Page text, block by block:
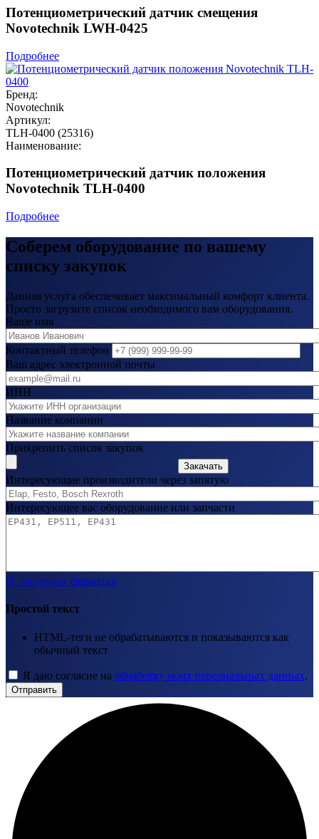
Потенциометрический датчик смещения
Novotechnik LWH-0425
Подробнее
Бренд:
Novotechnik
Артикул:
TLH-0400 (25316)
Наименование:
Потенциометрический датчик положения
Novotechnik TLH-0400
Подробнее
Соберем оборудование по вашему
списку закупок
Данная услуга обеспечивает максимальный комфорт клиента.
Просто загрузите список необходимого вам оборудования.
Ваше имя
Контактный телефон
Ваш адрес электронной почты
ИНН
Название компании
Прикрепить список закупок
Закачать
Интересующие производители через запятую
Интересующее вас оборудование или запчасти
О текстовых форматах
Простой текст
HTML-теги не обрабатываются и показываются как
обычный текст
Я даю согласие на обработку моих персональных данных.
Отправить